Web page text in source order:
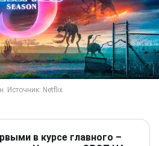
в курсе главного –